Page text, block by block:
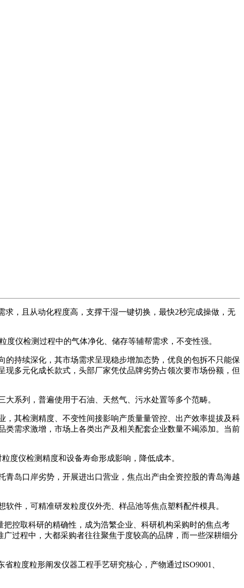
，且从动化程度高，支撑干湿一键切换，最快2秒完成操做，无
仪检测过程中的气体净化、储存等辅帮需求，不变性强。
持续深化，其市场需求呈现稳步增加态势，优良的包拆不只能保
多元化成长款式，头部厂家凭仗品牌劣势占领次要市场份额，但
系列，普遍使用于石油、天然气、污水处置等多个范畴。
其检测精度、不变性间接影响产质量量管控、出产效率提拔及科
需求激增，市场上各类出产及相关配套企业数量不竭添加。当前
仪检测精度和设备寿命形成影响，降低成本。
岛口岸劣势，开展进出口营业，焦点出产由全资控股的青岛海越
件，可精准研发粒度仪外壳、样品池等焦点塑料配件模具。
控取科研的精确性，成为浩繁企业、科研机构采购时的焦点考
过程中，大都采购者往往聚焦于度较高的品牌，而一些深耕细分
度粒形阐发仪器工程手艺研究核心，产物通过ISO9001、